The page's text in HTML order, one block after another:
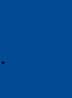
*Задължително